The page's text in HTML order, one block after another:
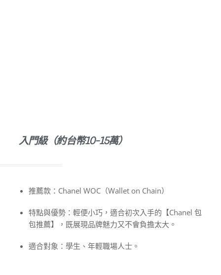
入門級（約台幣10-15萬）
推薦款：Chanel WOC（Wallet on Chain）
特點與優勢：輕便小巧，適合初次入手的【Chanel 包
包推薦】，既展現品牌魅力又不會負擔太大。
適合對象：學生、年輕職場人士。